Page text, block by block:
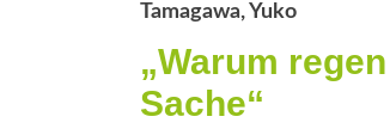
Tamagawa, Yuko
„Warum
Sache“